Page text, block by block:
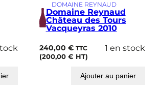
DOMAINE REYNAUD
Domaine Reynaud
Château des Tours
Vacqueyras 2010
240,00 € TTC
(200,00 €HT)
1 en stock
Ajouter au panier